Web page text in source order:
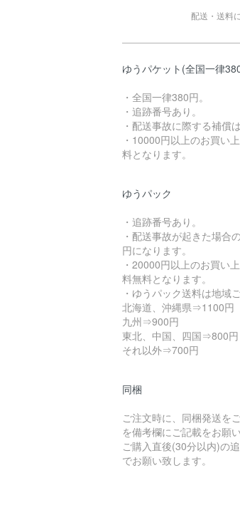
配送・送料
ゆうパケット(全国一律
・全国一律380円。
・追跡番号あり。
・配送事故に際する補償
・10000円以上のお買い
料となります。
ゆうパック
・追跡番号あり。
・配送事故が起きた場合
円になります。
・20000円以上のお買い
料無料となります。
・ゆうパック送料は地域
北海道、沖縄県⇒1100円
九州⇒900円
東北、中国、四国⇒800円
それ以外⇒700円
同梱
ご注文時に、同梱発送を
を備考欄にご記載をお願
ご購入直後(30分以内)の
でお願い致します。